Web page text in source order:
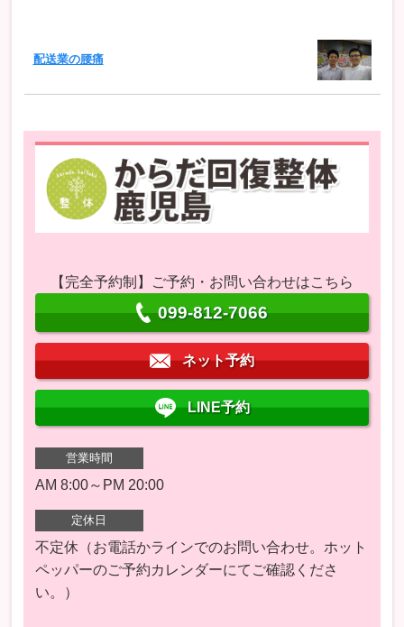
配送業の腰痛
【完全予約制】ご予約・お問い合わせはこちら
099-812-7066
ネット予約
LINE予約
営業時間
AM 8:00～PM 20:00
定休日
不定休（お電話かラインでのお問い合わせ。ホット
ペッパーのご予約カレンダーにてご確認くださ
い。）